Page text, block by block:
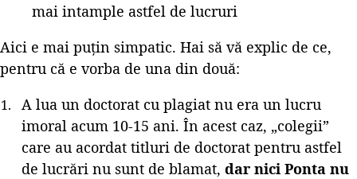
mai intample astfel de lucruri
Aici e mai puțin simpatic. Hai să vă explic de ce,
pentru că e vorba de una din două:
A lua un doctorat cu plagiat nu era un lucru
imoral acum 10-15 ani. În acest caz, „colegii”
care au acordat titluri de doctorat pentru astfel
de lucrări nu sunt de blamat, dar nici Ponta nu